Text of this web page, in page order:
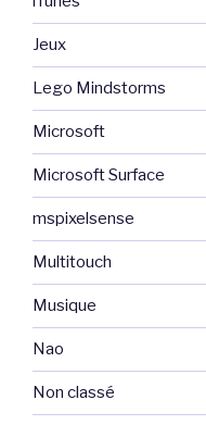
Jeux
Lego Mindstorms
Microsoft
Microsoft Surface
mspixelsense
Multitouch
Musique
Nao
Non classé